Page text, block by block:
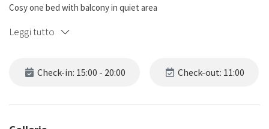
Cosy one bed with balcony in quiet area
Leggi tutto
Check-in: 15:00 - 20:00 Check-out: 11:00